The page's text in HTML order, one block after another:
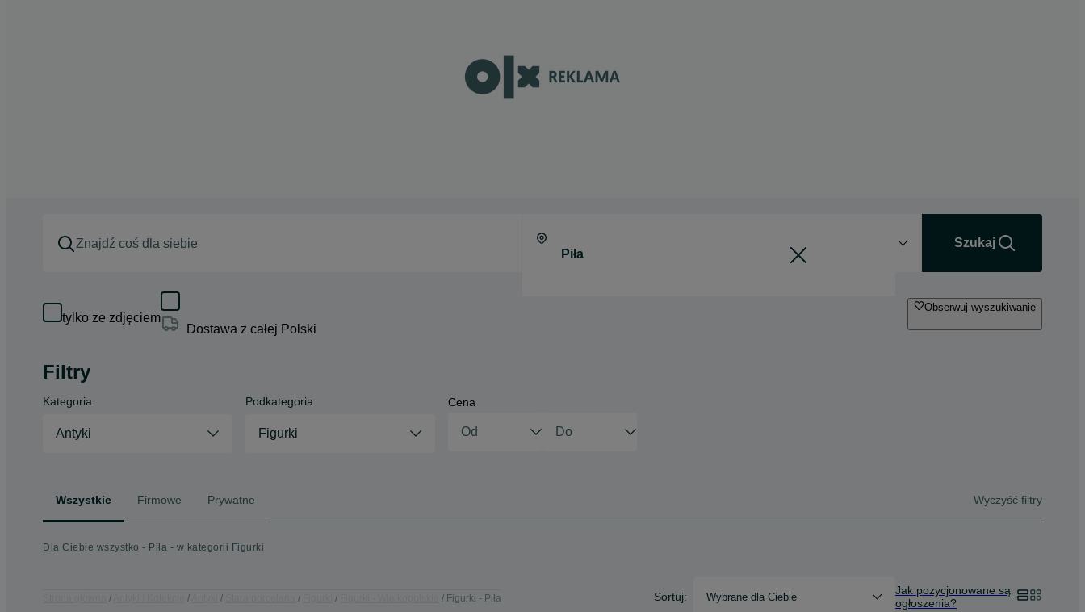
Szukaj
tylko ze zdjęciem
Dostawa z całej Polski
Obserwuj wyszukiwanie
Filtry
Kategoria
Antyki
Podkategoria
Figurki
Cena
Wszystkie Firmowe Prywatne Wyczyść filtry
Dla Ciebie wszystko - Piła - w kategorii Figurki
Figurki - Piła Sortuj: Wybrane dla Ciebie
Jak pozycjonowane są
ogłoszenia?